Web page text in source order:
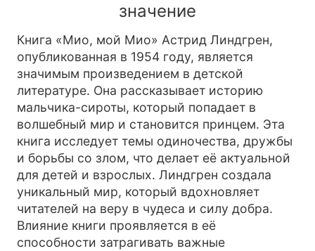
значение
Книга «Мио, мой Мио» Астрид Линдгрен,
опубликованная в 1954 году, является
значимым произведением в детской
литературе. Она рассказывает историю
мальчика-сироты, который попадает в
волшебный мир и становится принцем. Эта
книга исследует темы одиночества, дружбы
и борьбы со злом, что делает её актуальной
для детей и взрослых. Линдгрен создала
уникальный мир, который вдохновляет
читателей на веру в чудеса и силу добра.
Влияние книги проявляется в её
способности затрагивать важные